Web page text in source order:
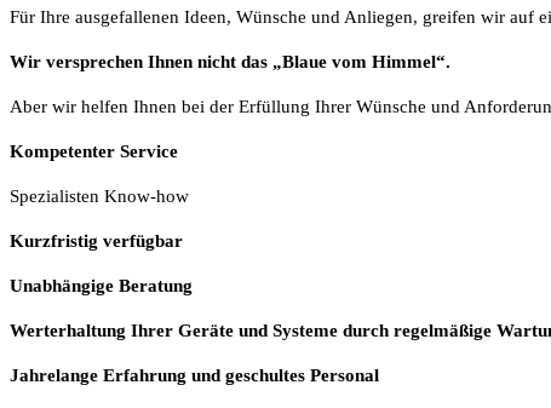
Für Ihre ausgefallenen Ideen, Wünsche und Anliegen, greifen wir auf
Wir versprechen Ihnen nicht das „Blaue vom Himmel“.
Aber wir helfen Ihnen bei der Erfüllung Ihrer Wünsche und
Kompetenter Service
Spezialisten Know-how
Kurzfristig verfügbar
Unabhängige Beratung
Werterhaltung Ihrer Geräte und Systeme durch regelmäßige
Jahrelange Erfahrung und geschultes Personal